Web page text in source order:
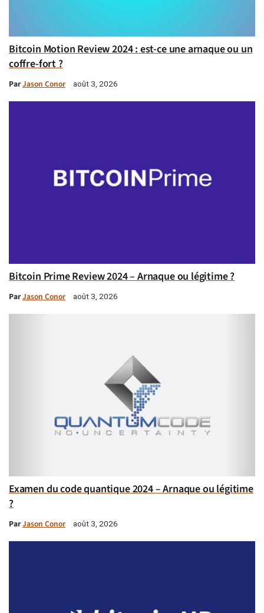
Bitcoin Motion Review 2024 : est-ce une arnaque ou un
coffre-fort ?
ParJason Conor août 3, 2026
Bitcoin Prime Review 2024 – Arnaque ou légitime ?
ParJason Conor août 3, 2026
Examen du code quantique 2024 – Arnaque ou légitime
?
ParJason Conor août 3, 2026